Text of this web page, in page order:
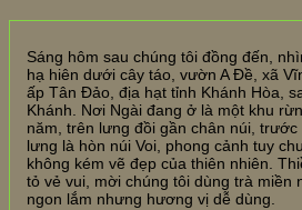
Sáng hôm sau chúng tôi đồng đến,
hạ hiên dưới cây táo, vườn A Đề, xã
ấp Tân Đảo, địa hạt tỉnh Khánh Hòa,
Khánh. Nơi Ngài đang ở là một khu
năm, trên lưng đồi gần chân núi,
lưng là hòn núi Voi, phong cảnh tuy
không kém vẽ đẹp của thiên nhiên.
tỏ vẻ vui, mời chúng tôi dùng trà miền
ngon lắm nhưng hương vị dễ dùng.